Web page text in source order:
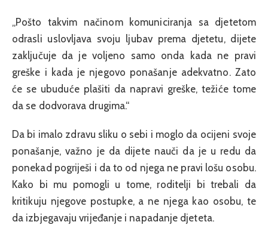
„Pošto takvim načinom komuniciranja sa djetetom
odrasli uslovljava svoju ljubav prema djetetu, dijete
zaključuje da je voljeno samo onda kada ne pravi
greške i kada je njegovo ponašanje adekvatno. Zato
će se ubuduće plašiti da napravi greške, težiće tome
da se dodvorava drugima.“
Da bi imalo zdravu sliku o sebi i moglo da ocijeni svoje
ponašanje, važno je da dijete nauči da je u redu da
ponekad pogriješi i da to od njega ne pravi lošu osobu.
Kako bi mu pomogli u tome, roditelji bi trebali da
kritikuju njegove postupke, a ne njega kao osobu, te
da izbjegavaju vrijeđanje i napadanje djeteta.